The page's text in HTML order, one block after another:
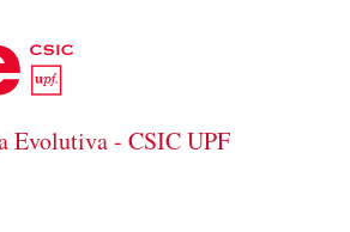
Evolutiva - CSIC UPF